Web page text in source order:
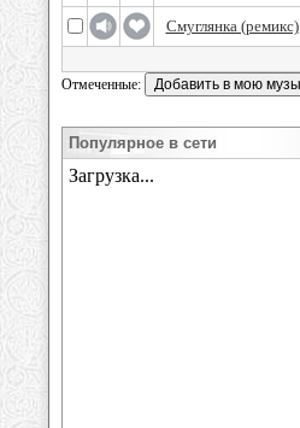
Смуглянка (ремикс)
Отмеченные:
Популярное в сети